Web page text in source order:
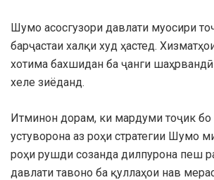
Шумо асосгузори давлати муосири
барҷастаи халқи худ ҳастед.
хотима бахшидан ба ҷанги
хеле зиёданд.
Итминон дорам, ки мардуми тоҷик бо
устуворона аз роҳи стратегии Шумо
роҳи рушди созанда дилпурона пеш
давлати тавоно ба қуллаҳои нав